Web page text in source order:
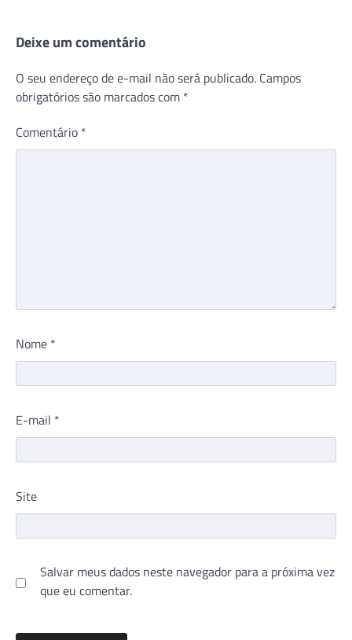
Deixe um comentário
O seu endereço de e-mail não será publicado. Campos
obrigatórios são marcados com *
Comentário *
Nome *
E-mail *
Site
Salvar meus dados neste navegador para a próxima vez
que eu comentar.